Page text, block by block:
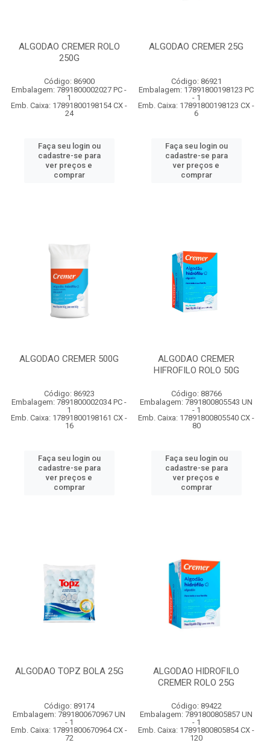
ALGODAO CREMER ROLO
250G
Código: 86900
Embalagem: 7891800002027 PC -
1
Emb. Caixa: 17891800198154 CX -
24
Faça seu login ou
cadastre-se para
ver preços e
comprar
ALGODAO CREMER 25G
Código: 86921
Embalagem: 17891800198123 PC
- 1
Emb. Caixa: 17891800198123 CX -
6
Faça seu login ou
cadastre-se para
ver preços e
comprar
ALGODAO CREMER 500G
Código: 86923
Embalagem: 7891800002034 PC -
1
Emb. Caixa: 17891800198161 CX -
16
Faça seu login ou
cadastre-se para
ver preços e
comprar
ALGODAO CREMER
HIFROFILO ROLO 50G
Código: 88766
Embalagem: 7891800805543 UN
- 1
Emb. Caixa: 17891800805540 CX -
80
Faça seu login ou
cadastre-se para
ver preços e
comprar
ALGODAO TOPZ BOLA 25G
Código: 89174
Embalagem: 7891800670967 UN
- 1
Emb. Caixa: 17891800670964 CX -
72
ALGODAO HIDROFILO
CREMER ROLO 25G
Código: 89422
Embalagem: 7891800805857 UN
- 1
Emb. Caixa: 17891800805854 CX -
120